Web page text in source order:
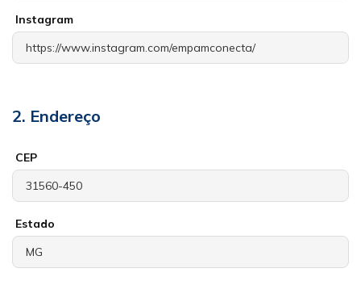
Instagram
2. Endereço
CEP
Estado